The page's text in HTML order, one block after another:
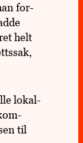
for­
helt
lokal­
til